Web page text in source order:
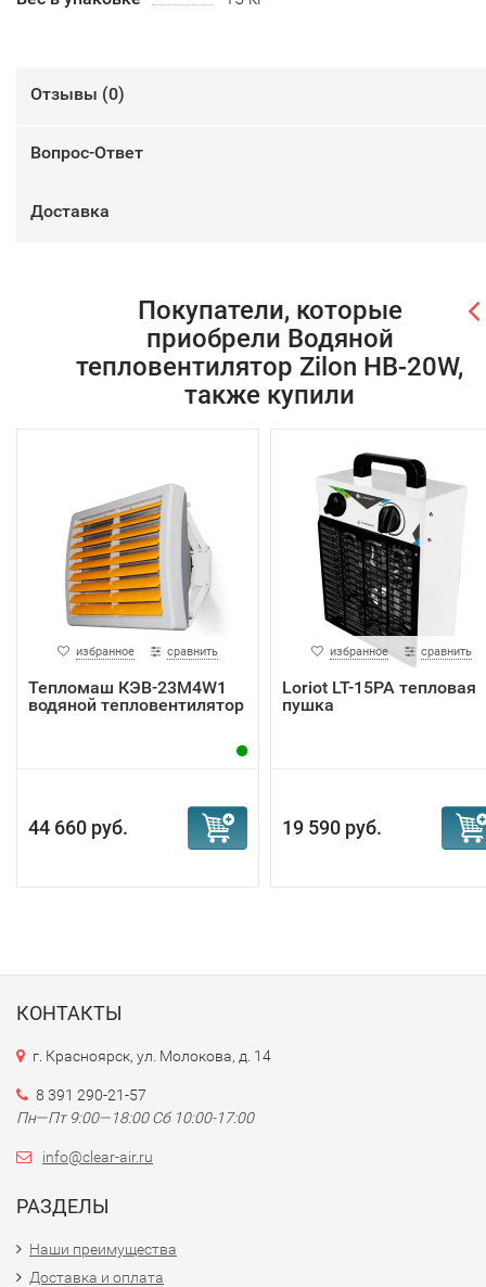
Отзывы (0)
Вопрос-Ответ
Доставка
Покупатели, которые
приобрели Водяной
тепловентилятор Zilon HB-20W,
также купили
избранное сравнить
Тепломаш КЭВ-23М4W1
водяной тепловентилятор
44 660 руб.
избранное сравнить
Loriot LT-15PA тепловая
пушка
19 590 руб.
КОНТАКТЫ
г. Красноярск, ул. Молокова, д. 14
8 391 290-21-57
Пн—Пт 9:00—18:00 Сб 10:00-17:00
info@clear-air.ru
РАЗДЕЛЫ
Наши преимущества
Доставка и оплата